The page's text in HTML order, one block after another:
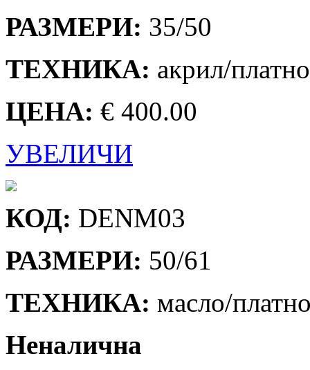
РАЗМЕРИ: 35/50
ТЕХНИКА: акрил/платно
ЦЕНА: € 400.00
УВЕЛИЧИ
КОД: DENM03
РАЗМЕРИ: 50/61
ТЕХНИКА: масло/
Неналична